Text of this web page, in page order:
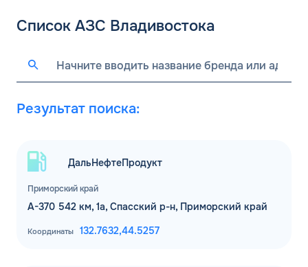
Список АЗС Владивостока
Результат поиска:
Приморский край
ДальНефтеПродукт
А-370 542 км, 1а, Спасский р-н, Приморский край
Координаты 132.7632,44.5257